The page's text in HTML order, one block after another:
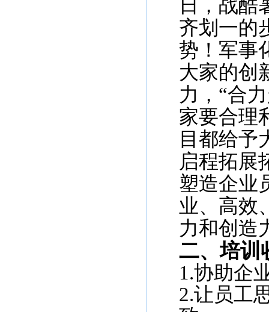
日，战酷
齐划一的
势！军事
大家的创
力，“合
家要合理
目都给予
启程拓展
塑造企业
业、高效
力和创造
二、培训
1.协助企
2.让员工